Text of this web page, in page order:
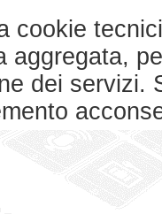
cookie
aggregata,
dei servizi.